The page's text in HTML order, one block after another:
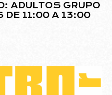
ADULTOS GRUPO
DE 11:00 A 13:00